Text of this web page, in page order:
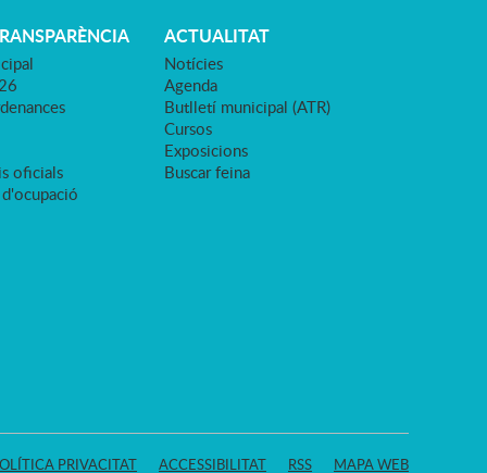
oficials
ACTUALITAT
Notícies
Agenda
Butlletí municipal (ATR)
Cursos
Exposicions
Buscar feina
PRIVACITAT ACCESSIBILITAT RSS MAPA WEB